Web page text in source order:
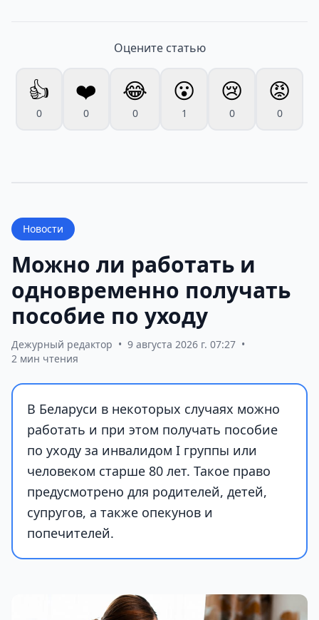
Оцените статью
👍
0
❤️
0
😂
0
😮
1
😢
0
😡
0
Новости
Можно ли работать и
одновременно получать
пособие по уходу
Дежурный редактор • 9 августа 2026 г. 07:27 •
2 мин чтения
В Беларуси в некоторых случаях можно
работать и при этом получать пособие
по уходу за инвалидом I группы или
человеком старше 80 лет. Такое право
предусмотрено для родителей, детей,
супругов, а также опекунов и
попечителей.